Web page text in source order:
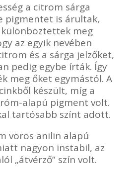
a citrom sárga
pigmentet is árultak,
meg
az egyik nevében
és a sárga jelzőket,
pedig egybe írták. Így
meg őket egymástól. A
készült, míg a
alapú pigment volt.
tartósabb színt adott.
vörös anilin alapú
nagyon instabil, az
„átvérző” szín volt.